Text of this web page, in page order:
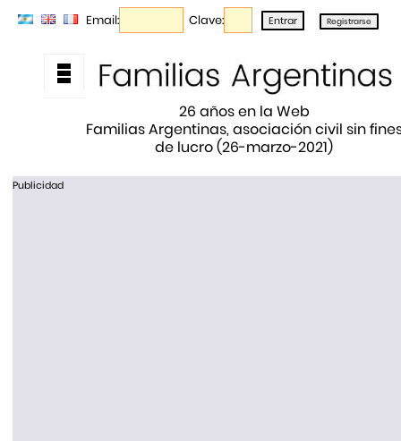
Email: Clave:
26 años en la Web
Familias Argentinas, asociación civil sin
de lucro (26-marzo-2021)
Publicidad